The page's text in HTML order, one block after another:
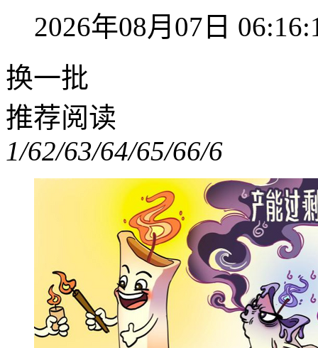
2026年08月07日
换一批
推荐阅读
1/62/63/64/65/66/6